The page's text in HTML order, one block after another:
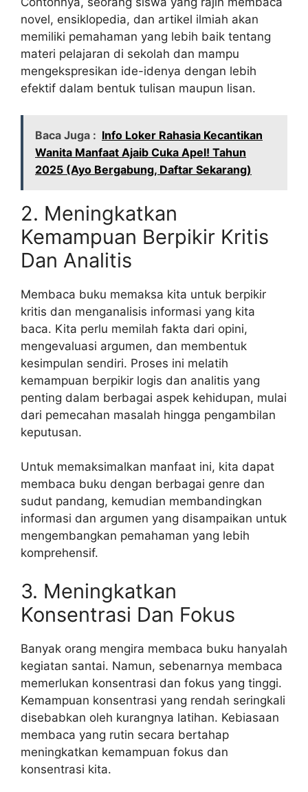
novel, ensiklopedia, dan artikel ilmiah akan
memiliki pemahaman yang lebih baik tentang
materi pelajaran di sekolah dan mampu
mengekspresikan ide-idenya dengan lebih
efektif dalam bentuk tulisan maupun lisan.
Baca Juga : Info Loker Rahasia Kecantikan
Wanita Manfaat Ajaib Cuka Apel! Tahun
2025 (Ayo Bergabung, Daftar Sekarang)
2. Meningkatkan
Kemampuan Berpikir Kritis
Dan Analitis
Membaca buku memaksa kita untuk berpikir
kritis dan menganalisis informasi yang kita
baca. Kita perlu memilah fakta dari opini,
mengevaluasi argumen, dan membentuk
kesimpulan sendiri. Proses ini melatih
kemampuan berpikir logis dan analitis yang
penting dalam berbagai aspek kehidupan, mulai
dari pemecahan masalah hingga pengambilan
keputusan.
Untuk memaksimalkan manfaat ini, kita dapat
membaca buku dengan berbagai genre dan
sudut pandang, kemudian membandingkan
informasi dan argumen yang disampaikan untuk
mengembangkan pemahaman yang lebih
komprehensif.
3. Meningkatkan
Konsentrasi Dan Fokus
Banyak orang mengira membaca buku hanyalah
kegiatan santai. Namun, sebenarnya membaca
memerlukan konsentrasi dan fokus yang tinggi.
Kemampuan konsentrasi yang rendah seringkali
disebabkan oleh kurangnya latihan. Kebiasaan
membaca yang rutin secara bertahap
meningkatkan kemampuan fokus dan
konsentrasi kita.